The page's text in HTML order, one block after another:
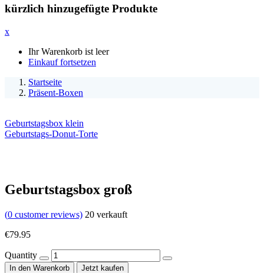
kürzlich hinzugefügte Produkte
x
Ihr Warenkorb ist leer
Einkauf fortsetzen
Startseite
Präsent-Boxen
Geburtstagsbox klein
Geburtstags-Donut-Torte
Geburtstagsbox groß
(0 customer reviews) 20 verkauft
€79.95
Quantity
In den Warenkorb Jetzt kaufen